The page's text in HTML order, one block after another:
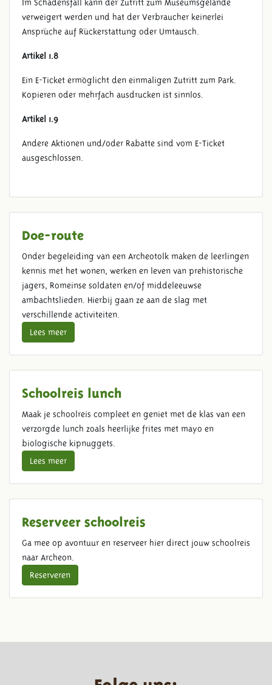
Im Schadensfall kann der Zutritt zum Museumsgelände
verweigert werden und hat der Verbraucher keinerlei
Ansprüche auf Rückerstattung oder Umtausch.
Artikel 1.8
Ein E-Ticket ermöglicht den einmaligen Zutritt zum Park.
Kopieren oder mehrfach ausdrucken ist sinnlos.
Artikel 1.9
Andere Aktionen und/oder Rabatte sind vom E-Ticket
ausgeschlossen.
Doe-route
Onder begeleiding van een Archeotolk maken de leerlingen
kennis met het wonen, werken en leven van prehistorische
jagers, Romeinse soldaten en/of middeleeuwse
ambachtslieden. Hierbij gaan ze aan de slag met
verschillende activiteiten.
Lees meer
Schoolreis lunch
Maak je schoolreis compleet en geniet met de klas van een
verzorgde lunch zoals heerlijke frites met mayo en
biologische kipnuggets.
Lees meer
Reserveer schoolreis
Ga mee op avontuur en reserveer hier direct jouw schoolreis
naar Archeon.
Reserveren
Folge uns: